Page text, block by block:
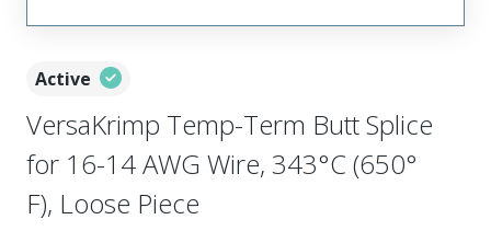
Active
VersaKrimp Temp-Term Butt Splice
for 16-14 AWG Wire, 343°C (650°
F), Loose Piece